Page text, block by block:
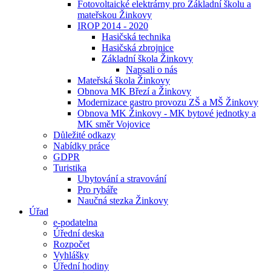
Fotovoltaické elektrárny pro Základní školu a
mateřskou Žinkovy
IROP 2014 - 2020
Hasičská technika
Hasičská zbrojnice
Základní škola Žinkovy
Napsali o nás
Mateřská škola Žinkovy
Obnova MK Březí a Žinkovy
Modernizace gastro provozu ZŠ a MŠ Žinkovy
Obnova MK Žinkovy - MK bytové jednotky a
MK směr Vojovice
Důležité odkazy
Nabídky práce
GDPR
Turistika
Ubytování a stravování
Pro rybáře
Naučná stezka Žinkovy
Úřad
e-podatelna
Úřední deska
Rozpočet
Vyhlášky
Úřední hodiny